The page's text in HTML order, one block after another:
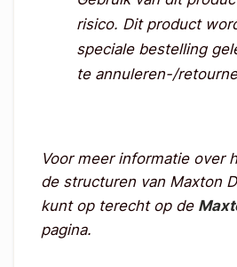
risico. Dit product
speciale bestelling
te annuleren-/
Voor meer informatie over
de structuren van Maxton
kunt op terecht op de
pagina.